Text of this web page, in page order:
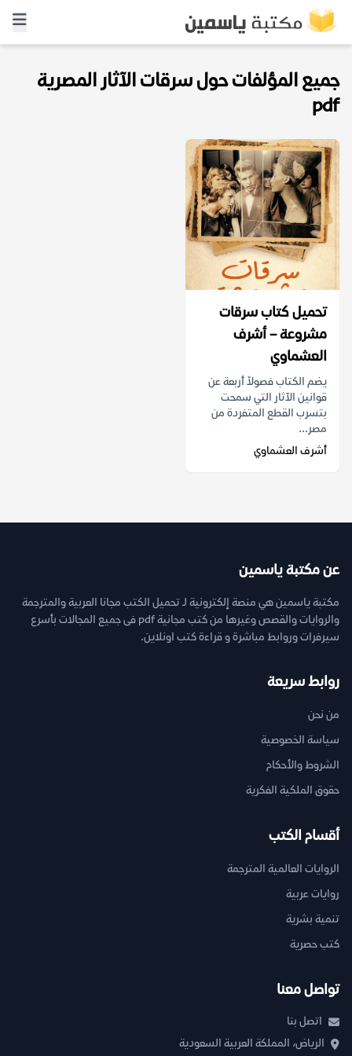
جميع المؤلفات حول سرقات الآثار المصرية
pdf
تحميل كتاب سرقات
مشروعة – أشرف
العشماوي
يضم الكتاب فصولاً أربعة عن
قوانين الآثار التي سمحت
بتسرب القطع المتفردة من
مصر...
أشرف العشماوي
عن مكتبة ياسمين
مكتبة ياسمين هي منصة إلكترونية لـ تحميل الكتب مجانا العربية والمترجمة
والروايات والقصص وغيرها من كتب مجانية pdf فى جميع المجالات بأسرع
سيرفرات وروابط مباشرة و قراءة كتب اونلاين.
روابط سريعة
من نحن
سياسة الخصوصية
الشروط والأحكام
حقوق الملكية الفكرية
أقسام الكتب
الروايات العالمية المترجمة
روايات عربية
تنمية بشرية
كتب حصرية
تواصل معنا
اتصل بنا
الرياض، المملكة العربية السعودية